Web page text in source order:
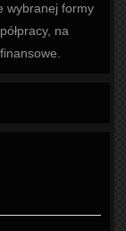
wybranej formy
na